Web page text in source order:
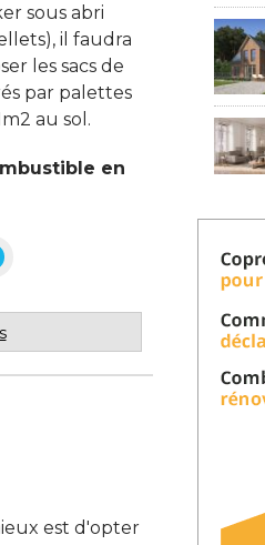
sous abri
il faudra
les sacs de
par palettes
au sol.
en
est d'opter